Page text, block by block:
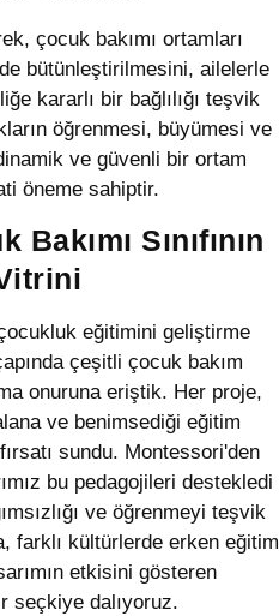
çocuk bakımı ortamları
bütünleştirilmesini, ailelerle
kararlı bir bağlılığı teşvik
öğrenmesi, büyümesi ve
ve güvenli bir ortam
öneme sahiptir.
Sınıfının
eğitimini geliştirme
çeşitli çocuk bakım
onuruna eriştik. Her proje,
ve benimsediği eğitim
sundu. Montessori'den
bu pedagojileri destekledi
ve öğrenmeyi teşvik
farklı kültürlerde erken eğitim
etkisini gösteren
seçkiye dalıyoruz.